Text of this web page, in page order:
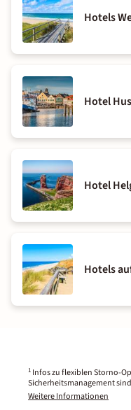
Hotels
Hotel
Hotel
Hotels
1 Infos zu flexiblen Storno-
Sicherheitsmanagement
Weitere Informationen